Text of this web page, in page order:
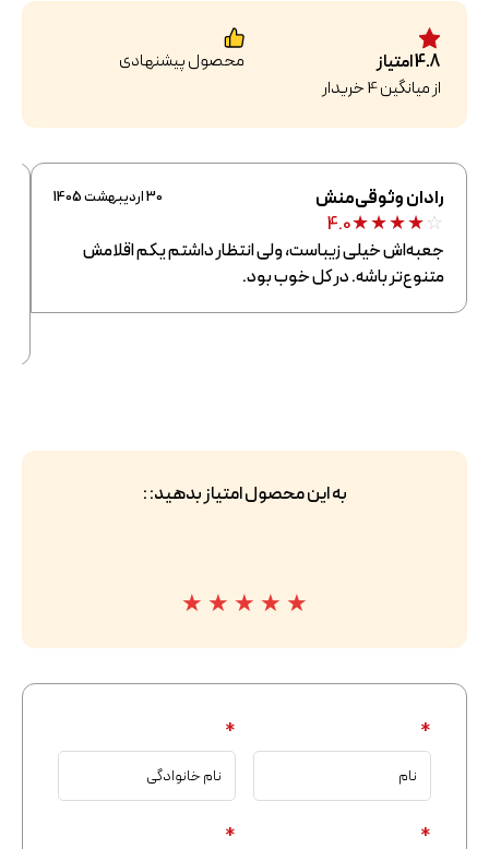
4.8امتیاز
از میانگین4خریدار
محصول پیشنهادی
رادان وثوقی‌منش 30 اردیبهشت 1405
★★★★☆
4.0
جعبه‌اش خیلی زیباست، ولی انتظار داشتم یکم اقلامش
متنوع‌تر باشه. در کل خوب بود.
به این محصول امتیاز بدهید: :
★ ★ ★ ★ ★
*
*
*
*